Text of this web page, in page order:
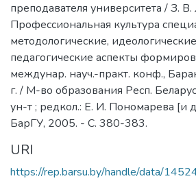
преподавателя университета / З.
Профессиональная культура
методологические,
педагогические аспекты
междунар. науч.-практ. конф.,
г. / М-во образования Респ.
ун-т ; редкол.: Е. И. Пономарева [и
БарГУ, 2005. - С. 380-383.
URI
https://rep.barsu.by/handle/data/